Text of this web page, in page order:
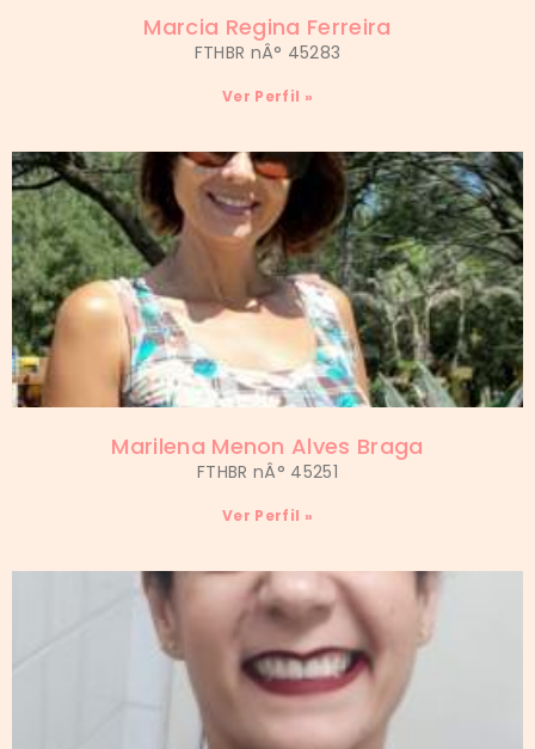
Marcia Regina Ferreira
FTHBR nÂ° 45283
Ver Perfil »
Marilena Menon Alves Braga
FTHBR nÂ° 45251
Ver Perfil »